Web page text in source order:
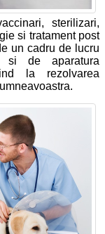
sterilizari,
si tratament post
un cadru de lucru
si de aparatura
la rezolvarea